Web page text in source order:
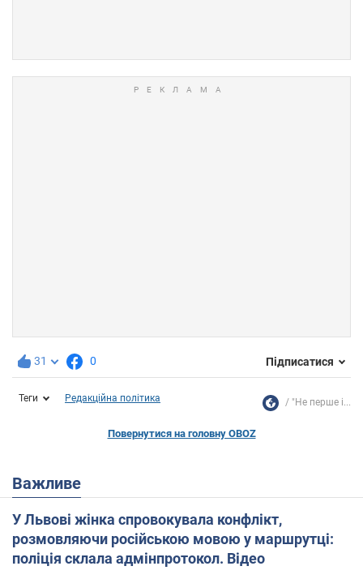
31 0 Підписатися
Теги Редакційна політика "Не перше і...
Повернутися на головну OBOZ
Важливе
У Львові жінка спровокувала конфлікт,
розмовляючи російською мовою у маршрутці:
поліція склала адмінпротокол. Відео